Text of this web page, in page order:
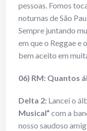
pessoas. Fomos
noturnas de São
Sempre juntando
em que o Reggae e
bem aceito em
06) RM: Quantos
Delta 2: Lancei o
Musical” com a
nosso saudoso